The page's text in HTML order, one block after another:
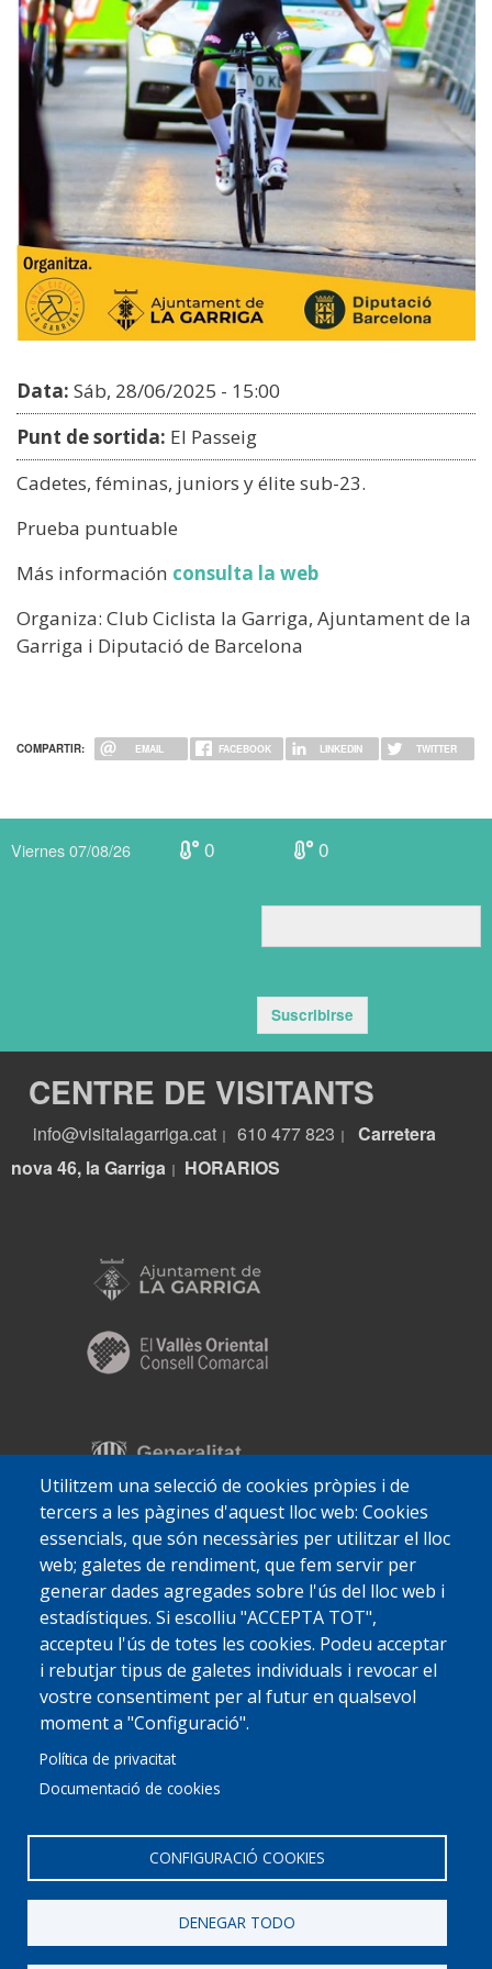
Data: Sáb, 28/06/2025 - 15:00
Punt de sortida: El Passeig
Cadetes, féminas, juniors y élite sub-23.
Prueba puntuable
Más información consulta la web
Organiza: Club Ciclista la Garriga, Ajuntament de la
Garriga i Diputació de Barcelona
COMPARTIR: EMAIL FACEBOOK LINKEDIN TWITTER
Utilitzem una selecció de cookies pròpies i de
tercers a les pàgines d'aquest lloc web: Cookies
essencials, que són necessàries per utilitzar el lloc
web; galetes de rendiment, que fem servir per
generar dades agregades sobre l'ús del lloc web i
estadístiques. Si escolliu "ACCEPTA TOT",
accepteu l'ús de totes les cookies. Podeu acceptar
i rebutjar tipus de galetes individuals i revocar el
vostre consentiment per al futur en qualsevol
moment a "Configuració".
Política de privacitat
Documentació de cookies
CONFIGURACIÓ COOKIES
DENEGAR TODO
Viernes 07/08/26 0 0
Suscribirse
CENTRE DE VISITANTS
info@visitalagarriga.cat 610 477 823
Carretera
nova 46, la Garriga
HORARIOS
© 2022 Ajuntament La GarrigaAvis legal
Protecció de dades